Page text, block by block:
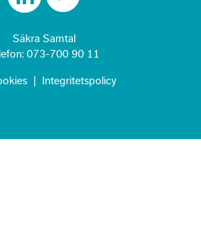
Säkra Samtal
073-700 90 11
Integritetspolicy